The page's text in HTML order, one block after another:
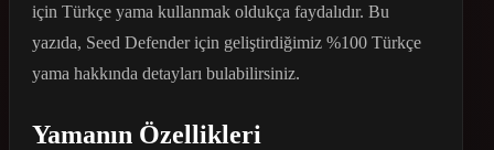
için Türkçe yama kullanmak oldukça faydalıdır. Bu
yazıda, Seed Defender için geliştirdiğimiz %100 Türkçe
yama hakkında detayları bulabilirsiniz.
Yamanın Özellikleri